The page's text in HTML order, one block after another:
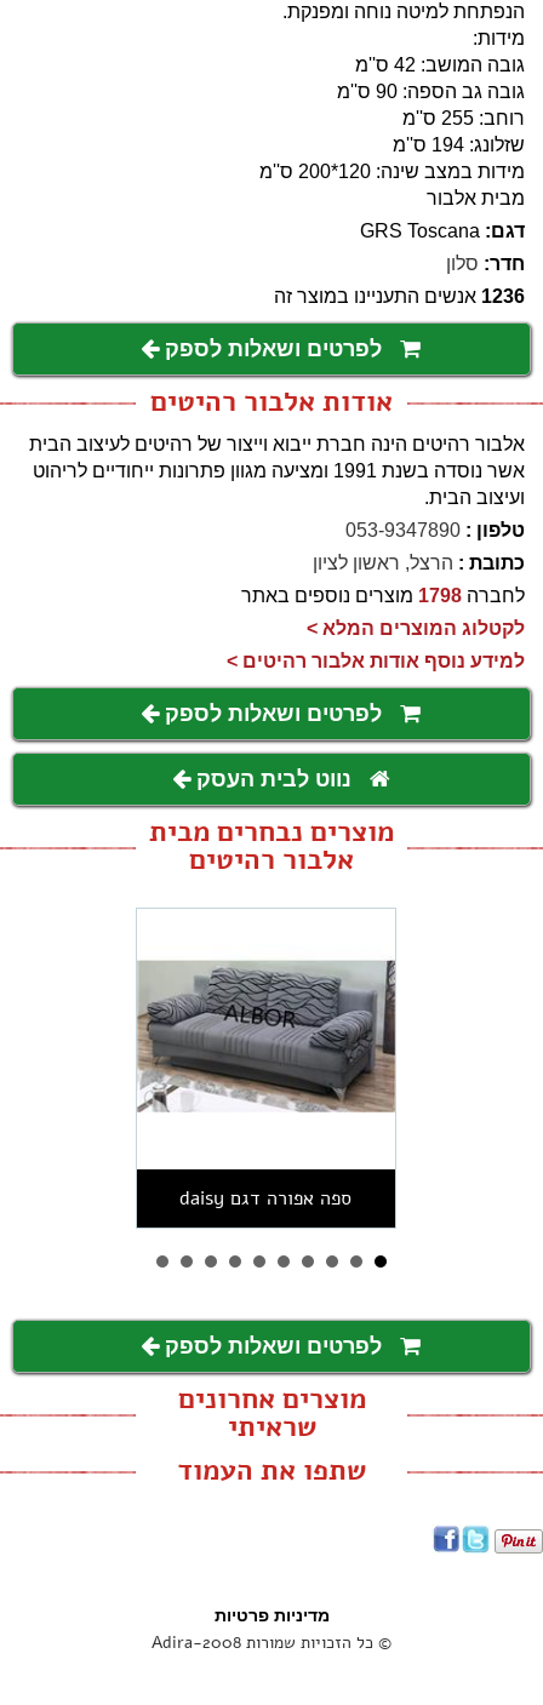
הנפתחת למיטה נוחה ומפנקת.
מידות:
גובה המושב: 42 ס''מ
גובה גב הספה: 90 ס''מ
רוחב: 255 ס''מ
שזלונג: 194 ס''מ
מידות במצב שינה: 120*200 ס''מ
מבית אלבור
דגם: GRS Toscana
חדר: סלון
1236 אנשים התעניינו במוצר זה
לפרטים ושאלות לספק
אודות אלבור רהיטים
אלבור רהיטים הינה חברת ייבוא וייצור של רהיטים לעיצוב הבית
אשר נוסדה בשנת 1991 ומציעה מגוון פתרונות ייחודיים לריהוט
ועיצוב הבית.
טלפון : 053-9347890
כתובת : הרצל, ראשון לציון
לחברה 1798 מוצרים נוספים באתר
לקטלוג המוצרים המלא >
למידע נוסף אודות אלבור רהיטים >
לפרטים ושאלות לספק
נווט לבית העסק
מוצרים נבחרים מבית
אלבור רהיטים
ספה אפורה דגם daisy
לפרטים ושאלות לספק
מוצרים אחרונים
שראיתי
שתפו את העמוד
מדיניות פרטיות
© כל הזכויות שמורות Adira-2008